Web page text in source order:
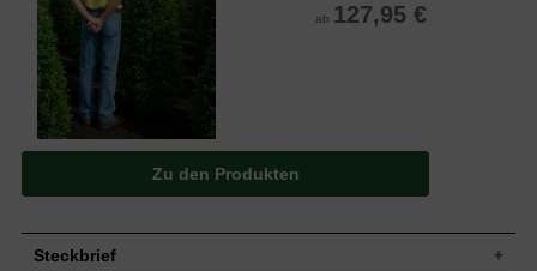
ab 127,95 €
Zu den Produkten
Steckbrief